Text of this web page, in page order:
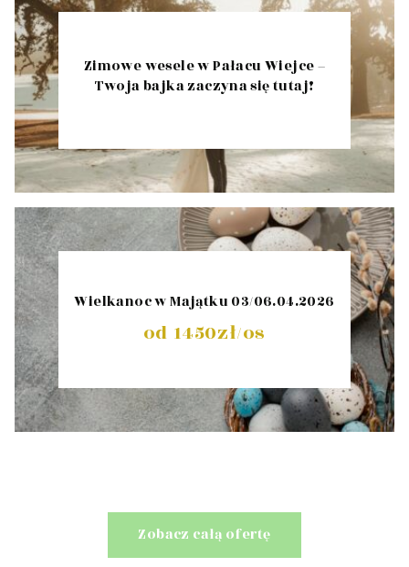
Zimowe wesele w Pałacu Wiejce –
Twoja bajka zaczyna się tutaj!
Wielkanoc w Majątku 03/06.04.2026
od 1450zł/os
Zobacz całą ofertę